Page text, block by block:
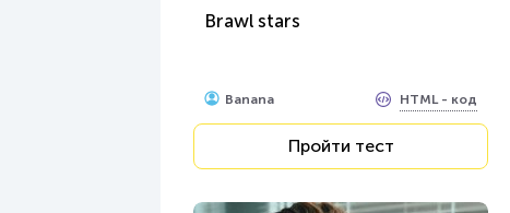
Brawl stars
Banana HTML - код
Пройти тест